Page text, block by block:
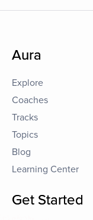
Aura
Explore
Coaches
Tracks
Topics
Blog
Learning Center
Get Started